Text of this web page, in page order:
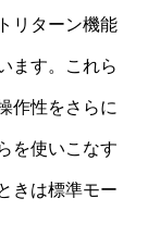
リターン機能
ます。これら
作性をさらに
を使いこなす
きは標準モー